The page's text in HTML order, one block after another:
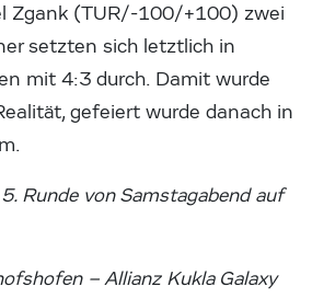
Zgank (TUR/-100/+100) zwei
setzten sich letztlich in
mit 4:3 durch. Damit wurde
gefeiert wurde danach in
Runde von Samstagabend auf
– Allianz Kukla Galaxy